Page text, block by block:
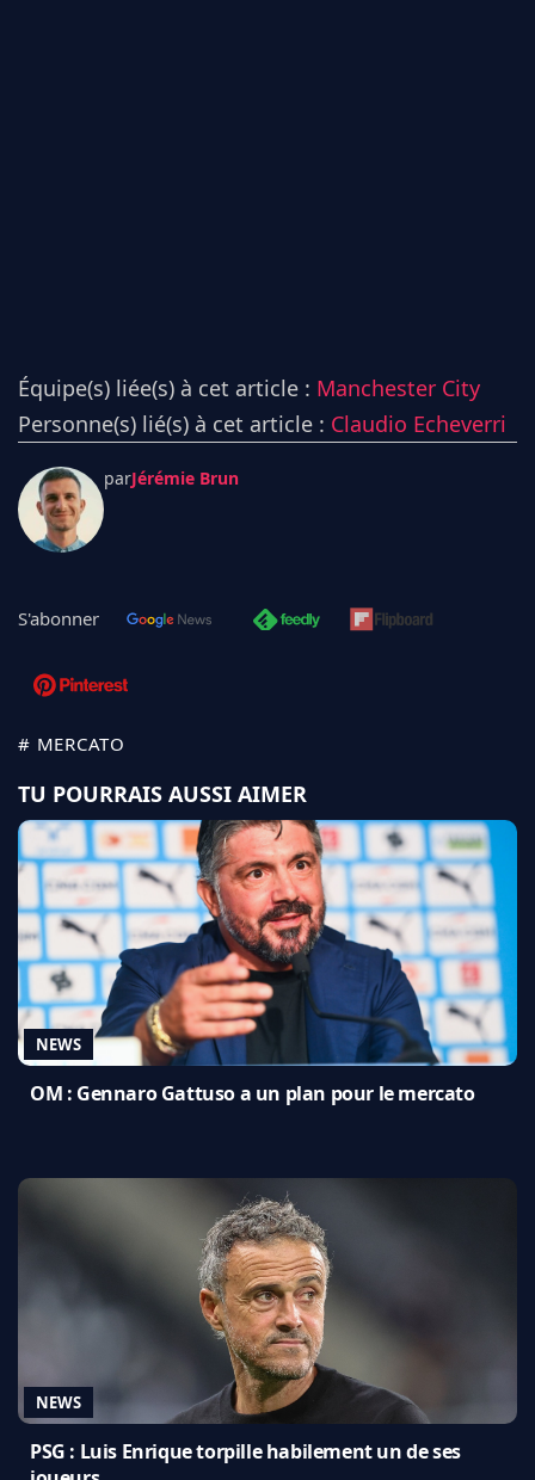
Équipe(s) liée(s) à cet article : Manchester City
Personne(s) lié(s) à cet article : Claudio Echeverri
parJérémie Brun
S'abonner
# MERCATO
TU POURRAIS AUSSI AIMER
NEWS
OM : Gennaro Gattuso a un plan pour le mercato
NEWS
PSG : Luis Enrique torpille habilement un de ses